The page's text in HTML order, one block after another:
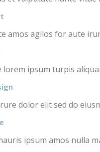
amos agilos for aute
ipsum turpis
dolor elit sed do
ipsum amos nulla